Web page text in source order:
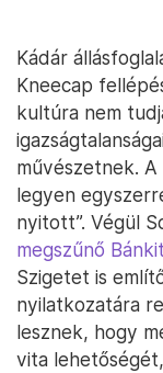
Kádár
Kneecap
kultúra nem
művészetnek.
legyen
nyitott”. Végül
megszűnő
Szigetet is
nyilatkozatára
lesznek, hogy
vita